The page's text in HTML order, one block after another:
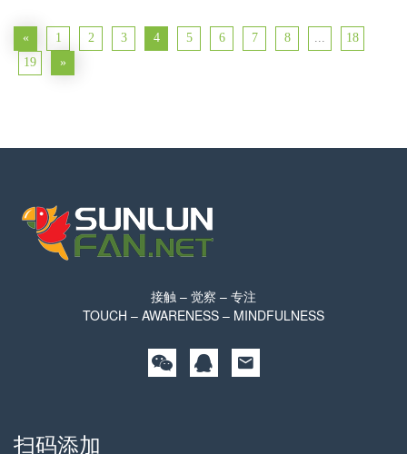
« 1 2 3 4 5 6 7 8 ...
18
19
»
接触 – 觉察 – 专注
TOUCH – AWARENESS – MINDFULNESS
扫码添加